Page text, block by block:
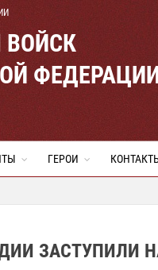
ВОЙСК
ГЕРОИ
ЗАСТУПИЛИ